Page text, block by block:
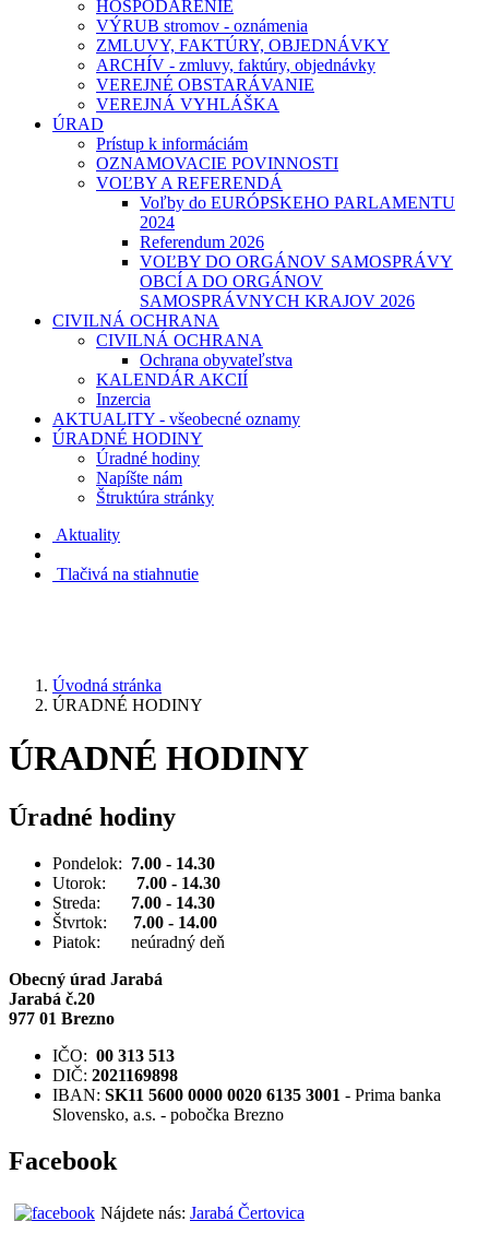
HOSPODÁRENIE
VÝRUB stromov - oznámenia
ZMLUVY, FAKTÚRY, OBJEDNÁVKY
ARCHÍV - zmluvy, faktúry, objednávky
VEREJNÉ OBSTARÁVANIE
VEREJNÁ VYHLÁŠKA
ÚRAD
Prístup k informáciám
OZNAMOVACIE POVINNOSTI
VOĽBY A REFERENDÁ
Voľby do EURÓPSKEHO PARLAMENTU
2024
Referendum 2026
VOĽBY DO ORGÁNOV SAMOSPRÁVY
OBCÍ A DO ORGÁNOV
SAMOSPRÁVNYCH KRAJOV 2026
CIVILNÁ OCHRANA
CIVILNÁ OCHRANA
Ochrana obyvateľstva
KALENDÁR AKCIÍ
Inzercia
AKTUALITY - všeobecné oznamy
ÚRADNÉ HODINY
Úradné hodiny
Napíšte nám
Štruktúra stránky
Aktuality
Tlačivá na stiahnutie
Úvodná stránka
ÚRADNÉ HODINY
ÚRADNÉ HODINY
Úradné hodiny
Pondelok: 7.00 - 14.30
Utorok: 7.00 - 14.30
Streda: 7.00 - 14.30
Štvrtok: 7.00 - 14.00
Piatok: neúradný deň
Obecný úrad Jarabá
Jarabá č.20
977 01 Brezno
IČO: 00 313 513
DIČ: 2021169898
IBAN: SK11 5600 0000 0020 6135 3001 - Prima banka
Slovensko, a.s. - pobočka Brezno
Facebook
Nájdete nás: Jarabá Čertovica